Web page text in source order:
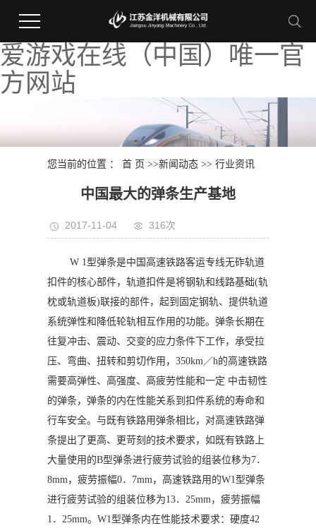
爱游戏在线（中国）唯一官
方网站
您当前的位置 ：首 页 >>新闻动态 >>行业资讯
中国最大的弹条生产基地
2017-11-04 316次
W 1型弹条是中国高速铁路客运专线无砟轨道
扣件的核心部件，轨道扣件是将钢轨和线路基础(轨
枕或轨道板)联接的部件，起到固定钢轨、提供轨道
系统弹性和降低轮轨相互作用的功能。弹条长期在
往复冲击、震动、交变的应力条件下工作，承受拉
压、弯曲、扭转和剪切作用，350km／h的高速铁路
需要高弹性、高强度、高疲劳性能和一定 中击韧性
的弹条，弹条的内在性能关系到扣件系统的寿命和
行车安全。与既有铁路用弹条相比，对高速铁路弹
条提出了更高、更苛刻的技术要求，如既有铁路上
大量使用的B型弹条进行疲劳试验的组装位移为7．
8mm，疲劳振幅0．7mm，高速铁路用的W1型弹条
进行疲劳试验的组装位移为13．25mm，疲劳振幅
1．25mm。W1型弹条内在性能技术要求：硬度42